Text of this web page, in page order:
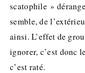
scatophile »
semble, de
ainsi. L’effet de
ignorer, c’est donc
c’est raté.